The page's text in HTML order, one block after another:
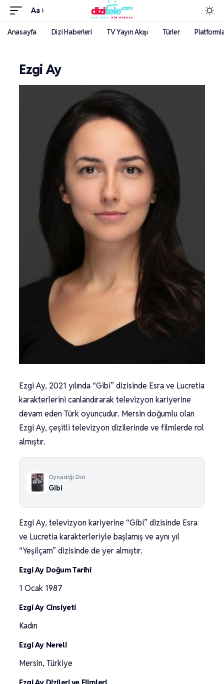
Aa
Anasayfa Dizi Haberleri TV Yayın Akışı Türler
Ezgi Ay
Ezgi Ay, 2021 yılında “Gibi” dizisinde Esra ve Lucretia
karakterlerini canlandırarak televizyon kariyerine
devam eden Türk oyuncudur. Mersin doğumlu olan
Ezgi Ay, çeşitli televizyon dizilerinde ve filmlerde rol
almıştır.
Oynadığı Dizi
Gibi
Ezgi Ay, televizyon kariyerine “Gibi” dizisinde Esra
ve Lucretia karakterleriyle başlamış ve aynı yıl
“Yeşilçam” dizisinde de yer almıştır.
Ezgi Ay Doğum Tarihi
1 Ocak 1987
Ezgi Ay Cinsiyeti
Kadın
Ezgi Ay Nereli
Mersin, Türkiye